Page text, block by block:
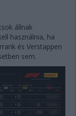
állnak
használnia, ha
és Verstappen
sem.